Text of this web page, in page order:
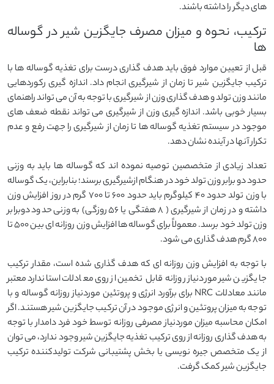
های دیگر را داشته باشند.
ترکیب، نحوه و میزان مصرف جایگزین شیر در گوساله
ها
قبل از تعیین موارد فوق باید هدف گذاری درست برای تغذیه گوساله ها با
ترکیب جایگزین شیر تا زمان از شیرگیری انجام داد. اندازه گیری رکوردهایی
مانند وزن تولد و هدف گذاری وزن از شیرگیری با توجه به آن می تواند راهنمای
بسیار خوبی باشد. اندازه گیری وزن از شیرگیری می تواند نقطه ضعف های
موجود در سیستم تغذیه گوساله ها تا زمان از شیرگیری را جهت رفع و عدم
تکرار آنها در آینده نشان دهد.
تعداد زیادی از متخصصین توصیه نموده اند که گوساله ها باید به وزنی
حدود دو برابر وزن تولد خود در هنگام ازشیرگیری برسند؛ بنابراین، یک گوساله
با وزن تولد حدود ۴۰ کیلوگرم باید حدود ۶۰۰ تا ۷۰۰ گرم در روز افزایش وزن
داشته و در زمان از شیرگیری ( ۸ هفتگی یا ۵۶ روزگی) به وزنی حدود دوبرابر
وزن تولد خود برسد. معمولاً برای گوساله ها افزایش وزن روزانه ای بین ۵۰۰ تا
۸۰۰ گرم هدف گذاری می شود.
با توجه به افزایش وزن روزانه ای که هدف گذاری شده است، مقدار ترکیب
جایگزین شیر موردنیاز روزانه قابل تخمین از روی معادلات استاندارد معتبر
مانند معادلات NRC برای برآورد انرژی و پروتئین موردنیاز روزانه گوساله و با
توجه به میزان پروتئین و انرژی موجود در آن ترکیب جایگزین شیر هستند. اگر
امکان محاسبه میزان موردنیاز مصرفی روزانه توسط خود فرد دامدار با توجه
به هدف گذاری روزانه از روی ترکیب تغذیه جایگزین شیر وجود ندارد، می توان
از یک متخصص جیره نویسی یا بخش پشتیبانی شرکت تولیدکننده ترکیب
جایگزین شیر کمک گرفت.